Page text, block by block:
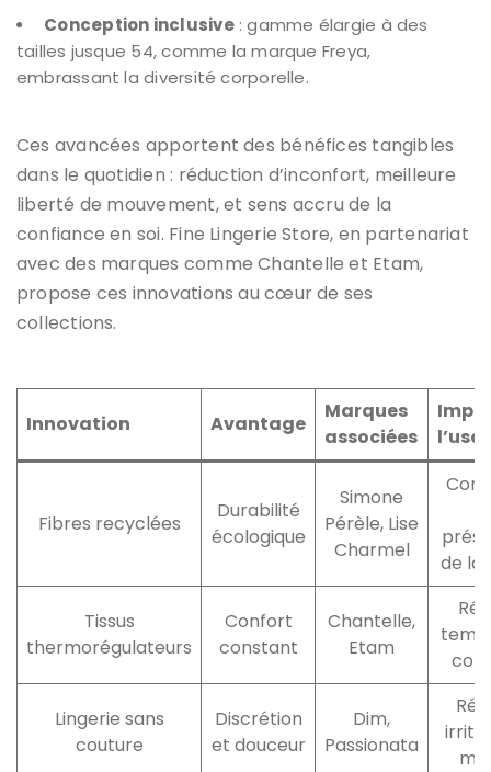
Conception inclusive: gamme élargie à des
tailles jusque 54, comme la marque Freya,
embrassant la diversité corporelle.
Ces avancées apportent des bénéfices tangibles
dans le quotidien : réduction d’inconfort, meilleure
liberté de mouvement, et sens accru de la
confiance en soi. Fine Lingerie Store, en partenariat
avec des marques comme Chantelle et Etam,
propose ces innovations au cœur de ses
collections.
Innovation Avantage
Marques
associées
Fibres recyclées
Durabilité
écologique
Simone
Pérèle, Lise
Charmel
de la
Tissus
thermorégulateurs
Confort
constant
Chantelle,
Etam
Lingerie sans
couture
Discrétion
et douceur
Dim,
Passionata